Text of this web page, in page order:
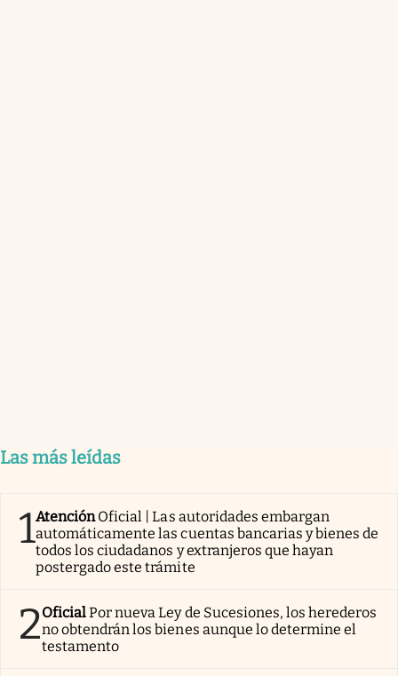
Las más leídas
1AtenciónOficial | Las autoridades embargan
automáticamente las cuentas bancarias y bienes de
todos los ciudadanos y extranjeros que hayan
postergado este trámite
2OficialPor nueva Ley de Sucesiones, los herederos
no obtendrán los bienes aunque lo determine el
testamento